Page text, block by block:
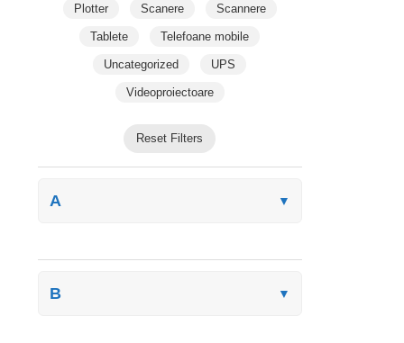
Plotter Scanere Scannere
Tablete Telefoane mobile
Uncategorized UPS
Videoproiectoare
Reset Filters
A ▼
B ▼